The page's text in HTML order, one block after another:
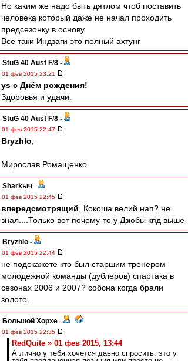
Но каким же надо быть дятлом чтоб поставить
человека который даже не начал проходить
предсезонку в основу
Все таки Индзаги это полный ахтунг
StuG 40 Ausf F/8 -
01 фев 2015 23:21
ys с Днём рождения!
Здоровья и удачи.
StuG 40 Ausf F/8 -
01 фев 2015 22:47
Bryzhlo
Мирослав Ромащенко
Sharkыч -
01 фев 2015 22:45
впередсмотрящий , Кокоша велий нап? не
знал....Только вот почему-то у Дзюбы кпд выше
Bryzhlo -
01 фев 2015 22:44
не подскажете кто был старшим тренером
молодежной команды (дублеров) спартака в
сезонах 2006 и 2007? собсна когда брали
золото.
Большой Хорхе -
01 фев 2015 22:35
RedQuite » 01 фев 2015, 13:44
А лично у тебя хочется давно спросить: это у